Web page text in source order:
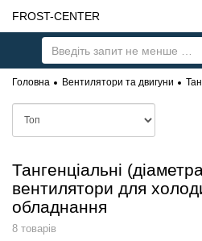
FROST-CENTER
Головна Вентилятори та двигуни
Тангенціальні
вентилятори для
обладнання
8 товарів